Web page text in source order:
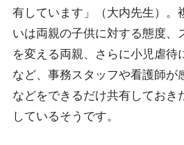
有しています」（大内先生）。
いは両親の子供に対する態度、
を変える両親、さらに小児虐待
など、事務スタッフや看護師が
などをできるだけ共有しておき
しているそうです。